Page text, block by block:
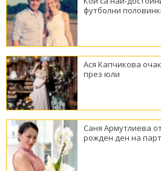
футболни
Ася Капчикова
през юли
Саня Армутлиева
рожден ден на